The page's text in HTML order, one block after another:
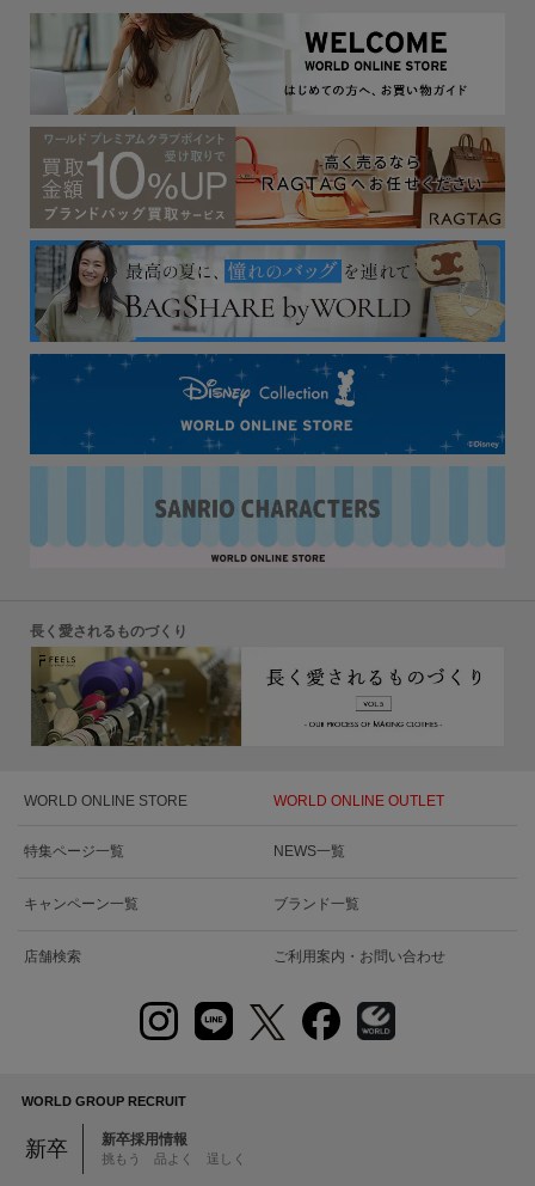
長く愛されるものづくり
WORLD ONLINE STORE WORLD ONLINE OUTLET
特集ページ一覧 NEWS一覧
キャンペーン一覧 ブランド一覧
店舗検索 ご利用案内・お問い合わせ
WORLD GROUP RECRUIT
新卒 新卒採用情報
挑もう 品よく 逞しく